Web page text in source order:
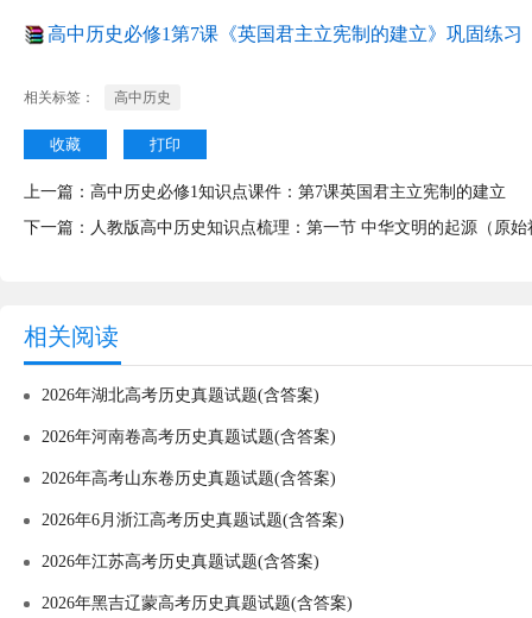
高中历史必修1第7课《英国君主立宪制的建立》巩固练习
相关标签： 高中历史
收藏 打印
上一篇： 高中历史必修1知识点课件：第7课英国君主立宪制的建立
下一篇： 人教版高中历史知识点梳理：第一节 中华文明的起源（原始
相关阅读
2026年湖北高考历史真题试题(含答案)
2026年河南卷高考历史真题试题(含答案)
2026年高考山东卷历史真题试题(含答案)
2026年6月浙江高考历史真题试题(含答案)
2026年江苏高考历史真题试题(含答案)
2026年黑吉辽蒙高考历史真题试题(含答案)